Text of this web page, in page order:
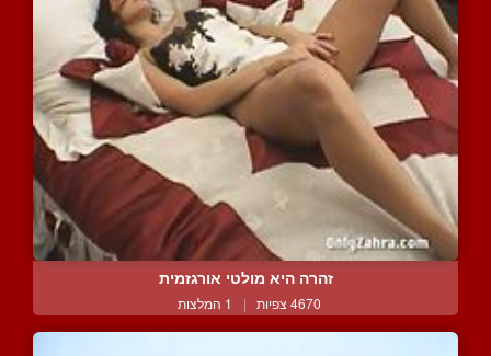
זהרה היא מולטי אורגזמית
4670 צפיות | 1 המלצות